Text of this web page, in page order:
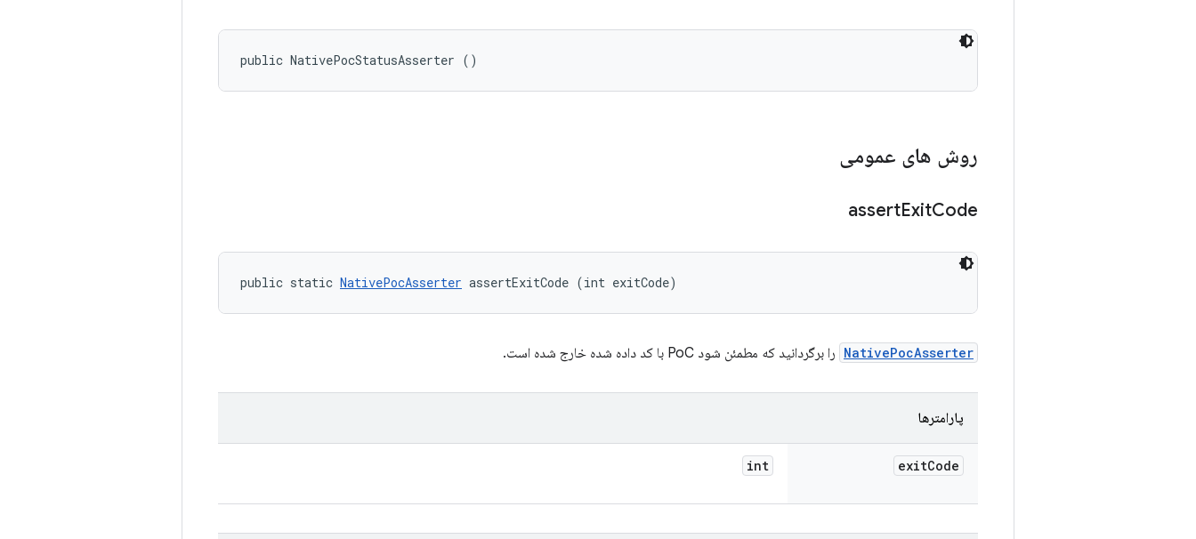
public NativePocStatusAsserter ()
روش های عمومی
assertExitCode
public static NativePocAsserter assertExitCode (int exitCode)
NativePocAsserter را برگردانید که مطمئن شود PoC با کد داده شده خارج شده است.
پارامترها
exitCode
int